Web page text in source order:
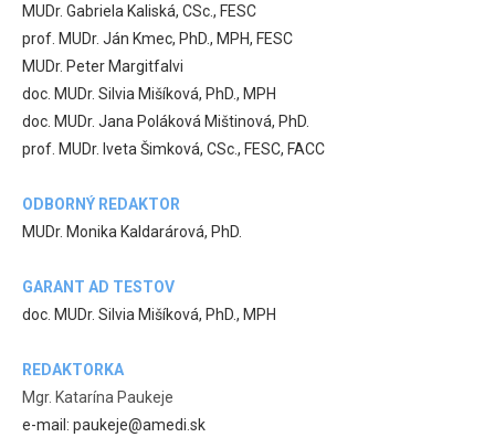
MUDr. Gabriela Kaliská, CSc., FESC
prof. MUDr. Ján Kmec, PhD., MPH, FESC
MUDr. Peter Margitfalvi
doc. MUDr. Silvia Mišíková, PhD., MPH
doc. MUDr. Jana Poláková Mištinová, PhD.
prof. MUDr. Iveta Šimková, CSc., FESC, FACC
ODBORNÝ REDAKTOR
MUDr. Monika Kaldarárová, PhD.
GARANT AD TESTOV
doc. MUDr. Silvia Mišíková, PhD., MPH
REDAKTORKA
Mgr. Katarína Paukeje
e-mail: paukeje@amedi.sk